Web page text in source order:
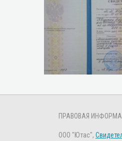
ПРАВОВАЯ
ООО "Ютас",